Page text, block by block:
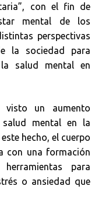
con el fin de
mental de los
perspectivas
la sociedad para
salud mental en
un aumento
mental en la
hecho, el cuerpo
con una formación
para
o ansiedad que